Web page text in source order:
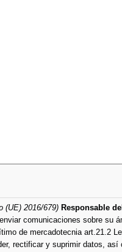
(UE) 2016/679) Responsable
de mercadotecnia art.21.2
rectificar y suprimir datos,